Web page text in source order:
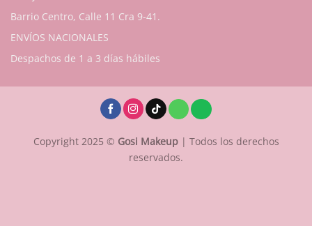
Barrio Centro, Calle 11 Cra 9-41.
ENVÍOS NACIONALES
Despachos de 1 a 3 días hábiles
Copyright 2025 © Gosi Makeup | Todos los derechos
reservados.